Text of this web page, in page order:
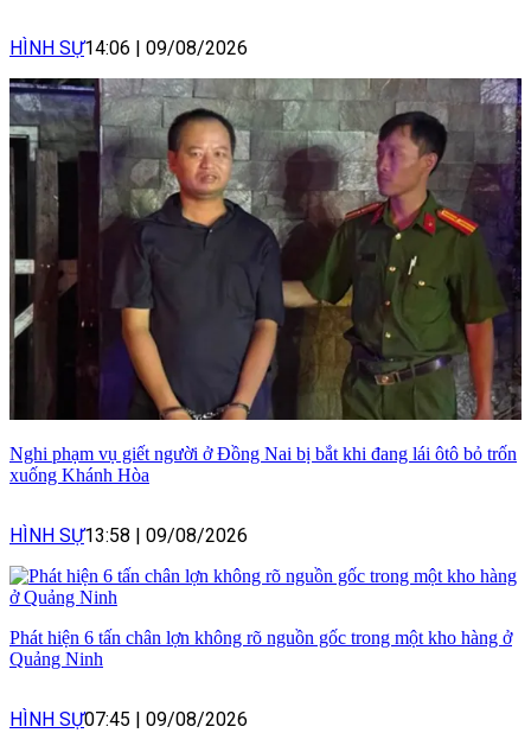
HÌNH SỰ14:06 | 09/08/2026
Nghi phạm vụ giết người ở Đồng Nai bị bắt khi đang lái ôtô bỏ trốn
xuống Khánh Hòa
HÌNH SỰ13:58 | 09/08/2026
Phát hiện 6 tấn chân lợn không rõ nguồn gốc trong một kho hàng ở
Quảng Ninh
HÌNH SỰ07:45 | 09/08/2026